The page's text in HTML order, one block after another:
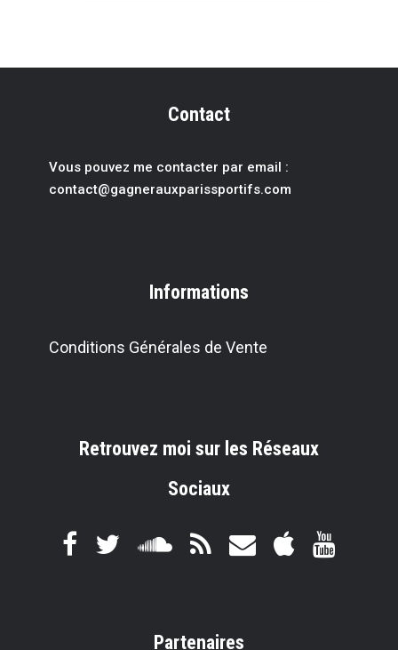
Contact
Vous pouvez me contacter par email :
contact@gagnerauxparissportifs.com
Informations
Conditions Générales de Vente
Retrouvez moi sur les Réseaux
Sociaux
Partenaires